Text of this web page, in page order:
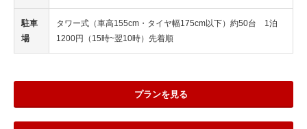
駐車
場
タワー式（車高155cm・タイヤ幅175cm以下）約50台 1泊
1200円（15時~翌10時）先着順
プランを見る